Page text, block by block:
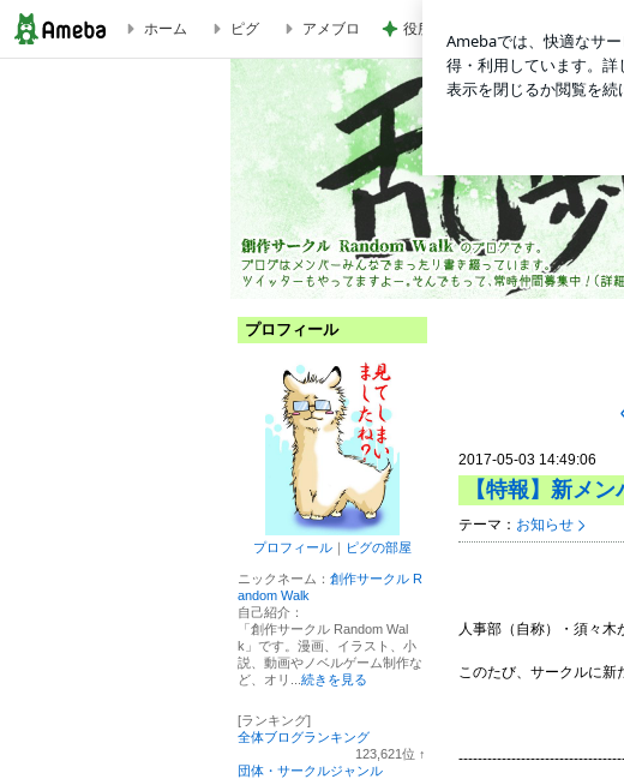
【特報】新メンバー加入！【堤慎爾】 | 乱歩酔歩--Random Walk official
ホーム ピグ アメブロ 役所の間違いで支払った娘の費用
プロフィール
プロフィール ｜ ピグの部屋
ニックネーム： 創作サークル R
andom Walk
自己紹介：
「創作サークル Random Wal
k」です。漫画、イラスト、小
説、動画やノベルゲーム制作な
ど、オリ... 続きを見る
[ランキング]
全体ブログランキング
123,621位 ↑
団体・サークルジャンル
2017-05-03 14:49:06
【特報】新メ
テーマ： お知らせ
人事部（自称）・須々木
このたび、サークルに新